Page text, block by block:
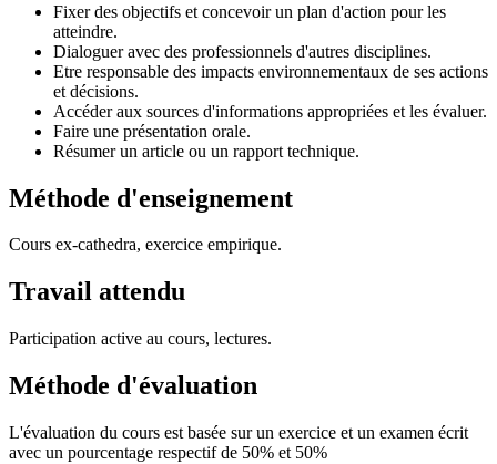
Fixer des objectifs et concevoir un plan d'action pour les
atteindre.
Dialoguer avec des professionnels d'autres disciplines.
Etre responsable des impacts environnementaux de ses actions
et décisions.
Accéder aux sources d'informations appropriées et les évaluer.
Faire une présentation orale.
Résumer un article ou un rapport technique.
Méthode d'enseignement
Cours ex-cathedra, exercice empirique.
Travail attendu
Participation active au cours, lectures.
Méthode d'évaluation
L'évaluation du cours est basée sur un exercice et un examen écrit
avec un pourcentage respectif de 50% et 50%